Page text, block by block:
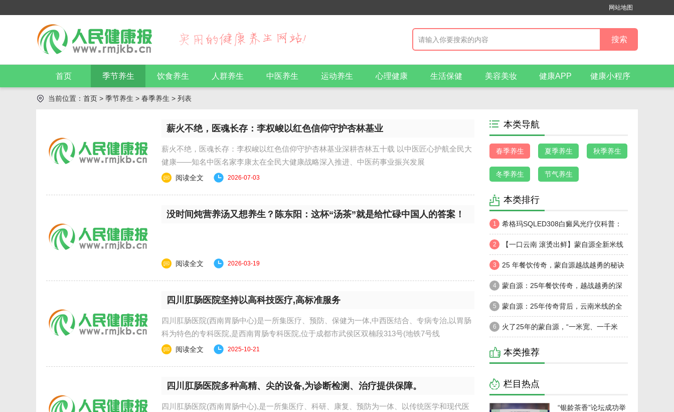
网站地图
首页 季节养生 饮食养生 人群养生 中医养生 运动养生 心理健康 生活保健 美容美妆 健康APP 健康小程序
当前位置： 首页 > 季节养生 > 春季养生 > 列表
薪火不绝，医魂长存：李权峻以红色信仰守护杏林基业
薪火不绝，医魂长存：李权峻以红色信仰守护杏林基业深耕杏林五十载 以中医匠心护航全民大
健康——知名中医名家李康太在全民大健康战略深入推进、中医药事业振兴发展
阅读全文 2026-07-03
没时间炖营养汤又想养生？陈东阳：这杯“汤茶”就是给忙碌中国人的答案！
阅读全文 2026-03-19
四川肛肠​医院坚持以高科技医疗,高标准服务
四川肛肠医院(西南胃肠中心)是一所集医疗、预防、保健为一体,中西医结合、专病专治,以胃肠
科为特色的专科医院,是西南胃肠专科医院,位于成都市武侯区双楠段313号(地铁7号线
阅读全文 2025-10-21
四川肛肠医院多种高精、尖的设备,为诊断检测、治疗提供保障。
四川肛肠医院(西南胃肠中心),是一所集医疗、科研、康复、预防为一体、以传统医学和现代医
本类导航
春季养生 夏季养生 秋季养生
冬季养生 节气养生
本类排行
1 希格玛SQLED308白癜风光疗仪科普：
局部毛发变白是怎么了？
2 【一口云南 滚烫出鲜】蒙自源全新米线
系列5月16日暖心上市
3 25 年餐饮传奇，蒙自源越战越勇的秘诀
与全球化之路
4 蒙自源：25年餐饮传奇，越战越勇的深
度解码
5 蒙自源：25年传奇背后，云南米线的全
球化崛起之路
6 火了25年的蒙自源，“一米宽、一千米
深”的全球化之路
本类推荐
栏目热点
“银龄茶香”论坛成功举